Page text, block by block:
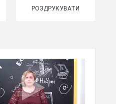
РОЗДРУКУВАТИ